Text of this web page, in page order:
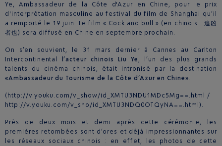
Ye, Ambassadeur de la Côte d'Azur en Chine, pour le prix
d'interprétation masculine au festival du film de Shanghai qu’il
a remporté le 19 juin. Le film « Cock and bull » (en chinois : 追凶
者也) sera diffusé en Chine en septembre prochain.
On s’en souvient, le 31 mars dernier à Cannes au Carlton
Intercontinental
l’acteur chinois Liu Ye , l’un des plus grands
talents du cinéma chinois, était intronisé par la destination
«Ambassadeur du Tourisme de la Côte d’Azur en Chine».
(http://v.youku.com/v_show/id_XMTU3NDU1MDc5Mg==.html /
http://v.youku.com/v_sho/id_XMTU3NDQ0OTQyNA==.html).
Près de deux mois et demi après cette cérémonie, les
premières retombées sont d’ores et déjà impressionnantes sur
les réseaux sociaux chinois : en effet, les photos de cette